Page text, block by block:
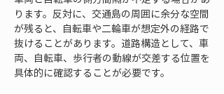
ります。反対に、交通島の周囲に余分な空間
が残ると、自転車や二輪車が想定外の経路で
抜けることがあります。道路構造として、車
両、自転車、歩行者の動線が交差する位置を
具体的に確認することが必要です。